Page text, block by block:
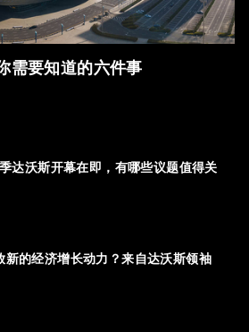
需要知道的六件事
达沃斯开幕在即，有哪些议题值得关
新的经济增长动力？来自达沃斯领袖